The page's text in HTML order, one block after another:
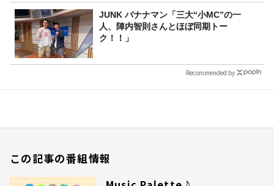
JUNK バナナマン「三大“小MC”の一
人、陣内智則さんとほぼ同期トー
ク！！」
Recommended by
この記事の番組情報